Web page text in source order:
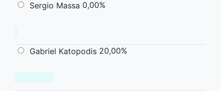
Sergio Massa 0,00%
Gabriel Katopodis 20,00%